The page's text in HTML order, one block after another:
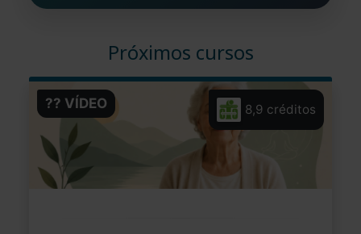
Próximos cursos
8,9 créditos
?? VÍDEO